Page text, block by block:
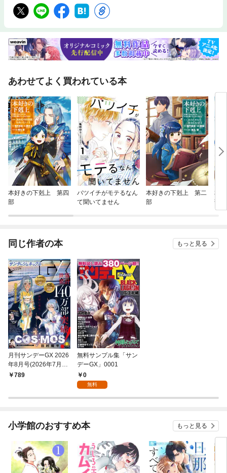
あわせてよく買われている本
本好きの下剋上 第四
部
バツイチがモテるなん
て聞いてません
本好きの下剋上 第二
部
本
部
同じ作者の本 もっと見る
月刊サンデーGX 2026
年8月号(2026年7月16
日発売)
789
無料サンプル集「サン
デーGX」0001
0
無料
小学館のおすすめ本 もっと見る